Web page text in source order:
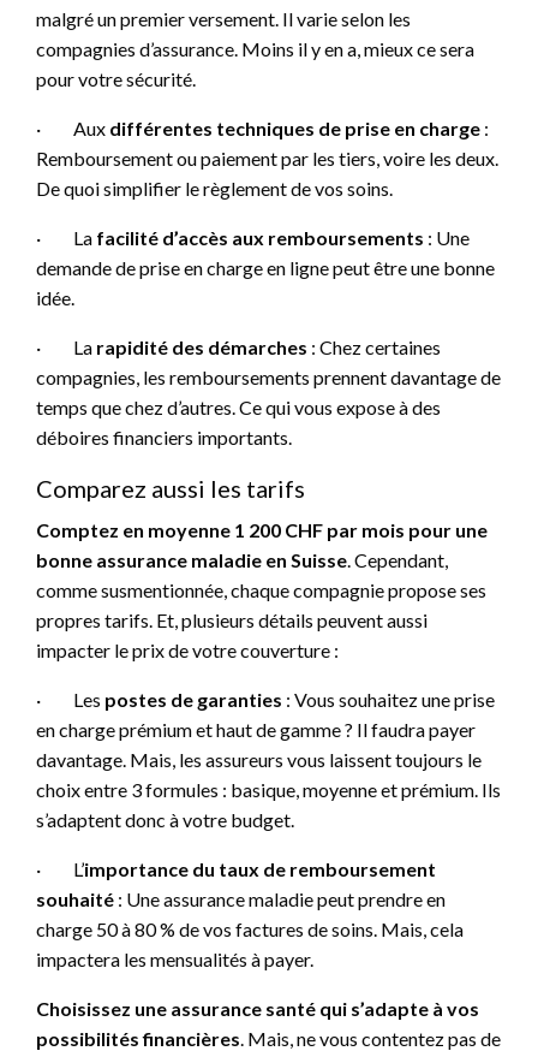
malgré un premier versement. Il varie selon les
compagnies d’assurance. Moins il y en a, mieux ce sera
pour votre sécurité.
· Aux différentes techniques de prise en charge :
Remboursement ou paiement par les tiers, voire les deux.
De quoi simplifier le règlement de vos soins.
· La facilité d’accès aux remboursements : Une
demande de prise en charge en ligne peut être une bonne
idée.
· La rapidité des démarches : Chez certaines
compagnies, les remboursements prennent davantage de
temps que chez d’autres. Ce qui vous expose à des
déboires financiers importants.
Comparez aussi les tarifs
Comptez en moyenne 1 200 CHF par mois pour une
bonne assurance maladie en Suisse. Cependant,
comme susmentionnée, chaque compagnie propose ses
propres tarifs. Et, plusieurs détails peuvent aussi
impacter le prix de votre couverture :
· Les postes de garanties : Vous souhaitez une prise
en charge prémium et haut de gamme ? Il faudra payer
davantage. Mais, les assureurs vous laissent toujours le
choix entre 3 formules : basique, moyenne et prémium. Ils
s’adaptent donc à votre budget.
· L’importance du taux de remboursement
souhaité : Une assurance maladie peut prendre en
charge 50 à 80 % de vos factures de soins. Mais, cela
impactera les mensualités à payer.
Choisissez une assurance santé qui s’adapte à vos
possibilités financières. Mais, ne vous contentez pas de